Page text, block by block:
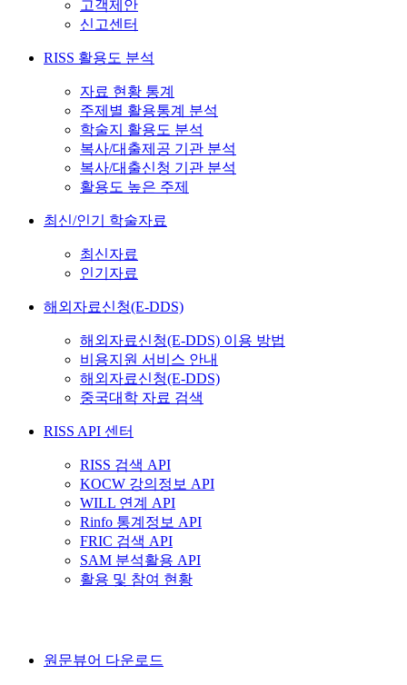
고객제안
신고센터
RISS 활용도 분석
자료 현황 통계
주제별 활용통계 분석
학술지 활용도 분석
복사/대출제공 기관 분석
복사/대출신청 기관 분석
활용도 높은 주제
최신/인기 학술자료
최신자료
인기자료
해외자료신청(E-DDS)
해외자료신청(E-DDS) 이용 방법
비용지원 서비스 안내
해외자료신청(E-DDS)
중국대학 자료 검색
RISS API 센터
RISS 검색 API
KOCW 강의정보 API
WILL 연계 API
Rinfo 통계정보 API
FRIC 검색 API
SAM 분석활용 API
활용 및 참여 현황
원문뷰어 다운로드